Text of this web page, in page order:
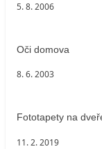
5. 8. 2006
Oči domova
8. 6. 2003
Fototapety na
11. 2. 2019